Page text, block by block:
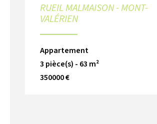
RUEIL MALMAISON - MONT-
VALÉRIEN
Appartement
3 pièce(s) - 63 m²
350000 €